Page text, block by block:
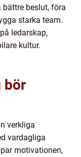
beslut, föra
starka team.
ledarskap,
kultur.
bör
verkliga
vardagliga
motivationen,